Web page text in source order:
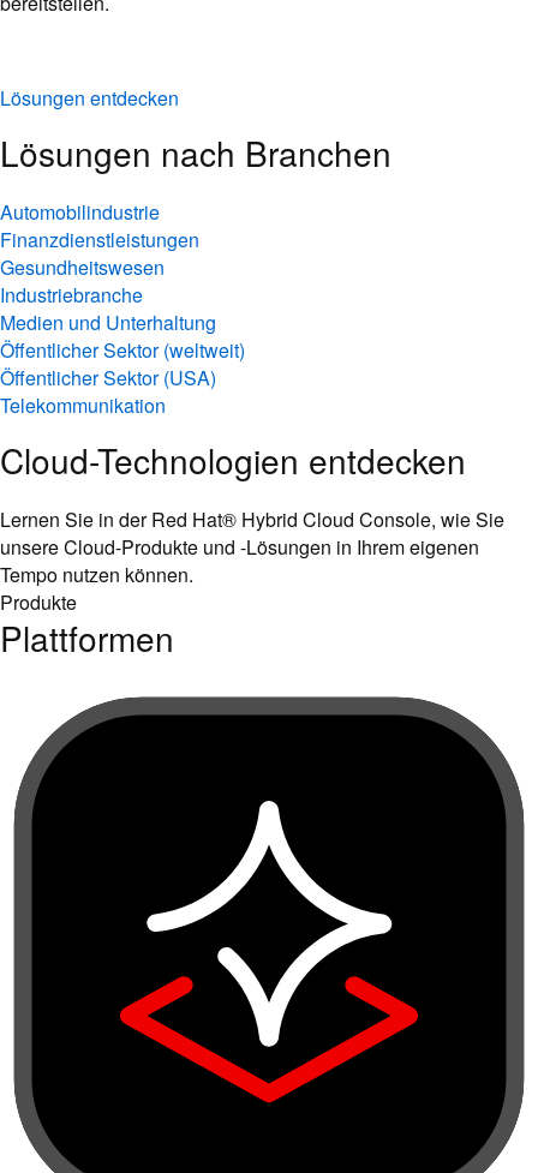
Lösungen entdecken
Lösungen nach Branchen
Automobilindustrie
Finanzdienstleistungen
Gesundheitswesen
Industriebranche
Medien und Unterhaltung
Öffentlicher Sektor (weltweit)
Öffentlicher Sektor (USA)
Telekommunikation
Cloud-Technologien entdecken
Lernen Sie in der Red Hat® Hybrid Cloud Console, wie Sie
unsere Cloud-Produkte und -Lösungen in Ihrem eigenen
Tempo nutzen können.
Produkte
Plattformen